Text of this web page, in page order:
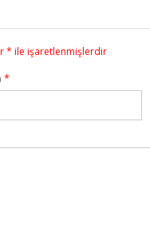
* ile işaretlenmişlerdir
*